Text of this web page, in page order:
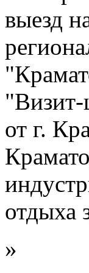
выезд
от г.
отдыха
»